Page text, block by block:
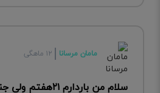
مامان مرسانا ۱۲ ماهگی
سلام من باردارم